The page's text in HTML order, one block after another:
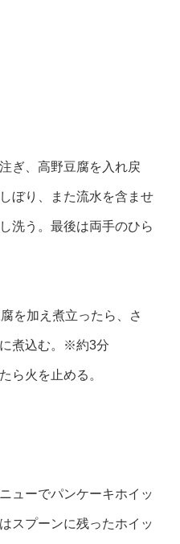
ぎ、高野豆腐を入れ戻
ぼり、また流水を含ませ
洗う。最後は両手のひら
を加え煮立ったら、さ
煮込む。※約3分
ら火を止める。
ューでパンケーキホイッ
スプーンに残ったホイッ